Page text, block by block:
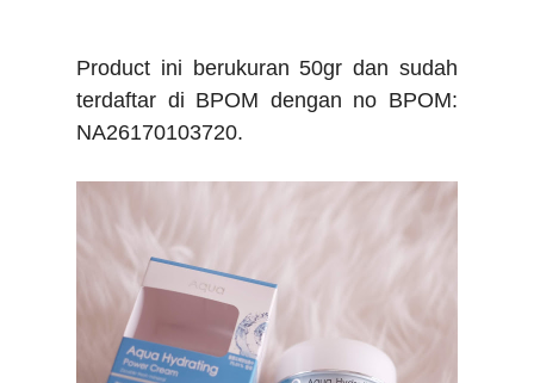
Product ini berukuran 50gr dan sudah
terdaftar di BPOM dengan no BPOM:
NA26170103720.